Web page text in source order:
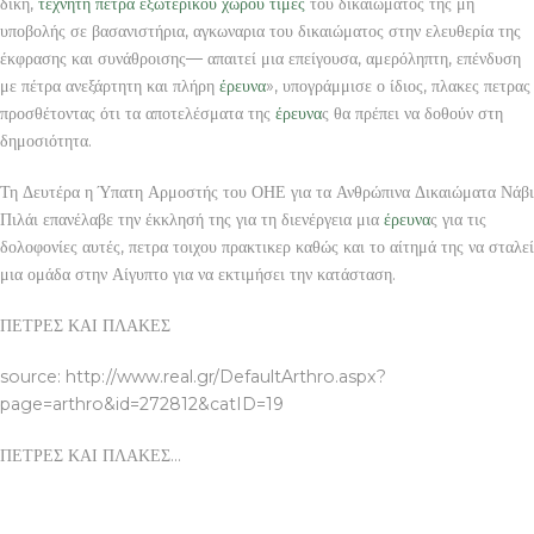
υποβολής σε βασανιστήρια, αγκωναρια του δικαιώματος στην ελευθερία της
έκφρασης και συνάθροισης— απαιτεί μια επείγουσα, αμερόληπτη, επένδυση
με πέτρα ανεξάρτητη και πλήρη έρευνα», υπογράμμισε ο ίδιος, πλακες πετρας
προσθέτοντας ότι τα αποτελέσματα της έρευνας θα πρέπει να δοθούν στη
δημοσιότητα.
Τη Δευτέρα η Ύπατη Αρμοστής του ΟΗΕ για τα Ανθρώπινα Δικαιώματα Νάβι
Πιλάι επανέλαβε την έκκλησή της για τη διενέργεια μια έρευνας για τις
δολοφονίες αυτές, πετρα τοιχου πρακτικερ καθώς και το αίτημά της να σταλεί
μια ομάδα στην Αίγυπτο για να εκτιμήσει την κατάσταση.
ΠΕΤΡΕΣ ΚΑΙ ΠΛΑΚΕΣ
source: http://www.real.gr/DefaultArthro.aspx?
page=arthro&id=272812&catID=19
ΠΕΤΡΕΣ ΚΑΙ ΠΛΑΚΕΣ…